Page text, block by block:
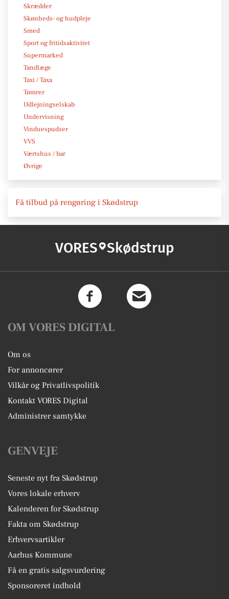
Skrædder
Skønheds- og hudpleje
Smed
Sport og fritidsaktivitet
Supermarked
Tandlæge
Taxi / Taxa
Tømrer
Udlejningselskab
Undervisning
Vinduespudser
VVS
Værtshus / bar
Øvrige
Få tilbud på rengøring i Skødstrup
VORES Skødstrup
OM VORES DIGITAL
Om os
For annoncører
Vilkår og Privatlivspolitik
Kontakt VORES Digital
Administrer samtykke
GENVEJE
Seneste nyt fra Skødstrup
Vores lokale erhverv
Kalenderen for Skødstrup
Fakta om Skødstrup
Erhvervsartikler
Aarhus Kommune
Få en gratis salgsvurdering
Sponsoreret indhold